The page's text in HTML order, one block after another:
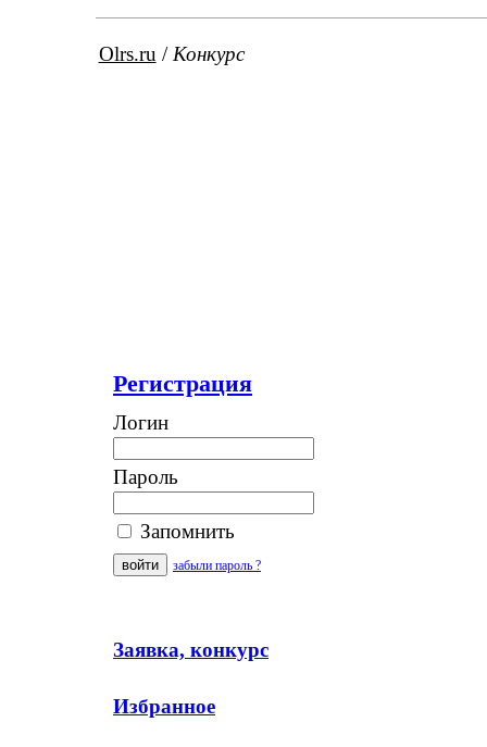
Olrs.ru / Конкурс
Регистрация
Логин
Пароль
Запомнить
забыли пароль ?
Заявка, конкурс
Избранное